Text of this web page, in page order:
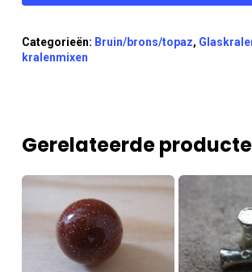
Categorieën: Bruin/brons/topaz,
kralenmixen
Gerelateerde